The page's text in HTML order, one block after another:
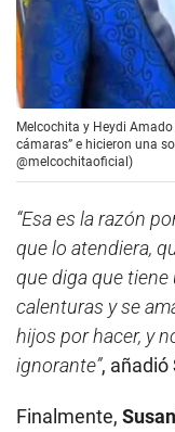
Melcochita y Heydi
cámaras” e hicieron una
@melcochitaoficial)
“Esa es la razón
que lo atendiera,
que diga que tiene
calenturas y se
hijos por hacer, y
ignorante”, añadió
Finalmente, Susan